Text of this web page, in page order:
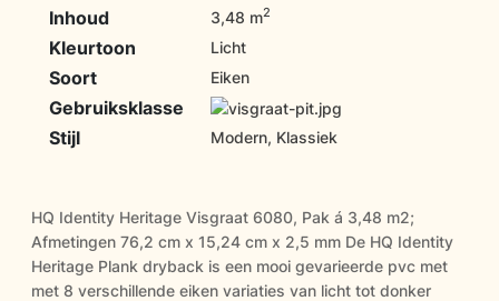
Inhoud 3,48 m2
Kleurtoon Licht
Soort Eiken
Gebruiksklasse
Stijl
Modern, Klassiek
HQ Identity Heritage Visgraat 6080, Pak á 3,48 m2;
Afmetingen 76,2 cm x 15,24 cm x 2,5 mm De HQ Identity
Heritage Plank dryback is een mooi gevarieerde pvc met
met 8 verschillende eiken variaties van licht tot donker